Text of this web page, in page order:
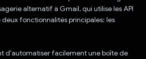
alternatif à Gmail, qui utilise les API
fonctionnalités principales: les
d'automatiser facilement une boîte de